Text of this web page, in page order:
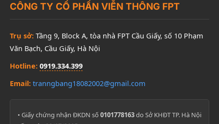
CÔNG TY CỔ PHẦN VIỄN THÔNG FPT
Trụ sở: Tầng 9, Block A, tòa nhà FPT Cầu Giấy, số 10 Phạm
Văn Bạch, Cầu Giấy, Hà Nội
Hotline: 0919.334.399
Email: tranngbang18082002@gmail.com
• Giấy chứng nhận ĐKDN số 0101778163do Sở KHĐT TP. Hà Nội